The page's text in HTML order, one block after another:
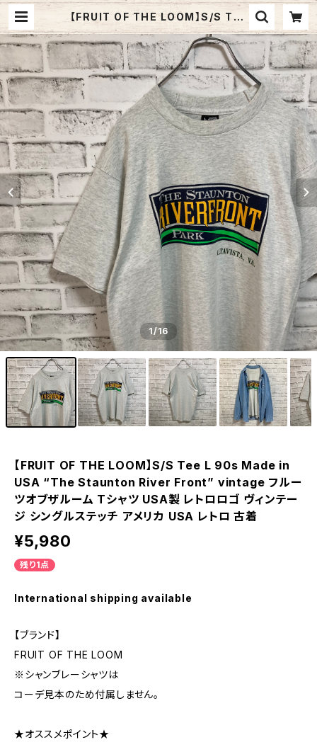
【FRUIT OF THE LOOM】S/S Tee
L 90s Made in USA “The Stau
nton River Front” vintage フル
ーツオブザルーム Tシャツ USA製 レ
トロロゴ ヴィンテージ シングルステ
ッチ アメリカ USA レトロ 古着 | Fu
zzy Fuzzy
1/16
【FRUIT OF THE LOOM】S/S Tee L 90s Made in
USA “The Staunton River Front” vintage フルー
ツオブザルーム Tシャツ USA製 レトロロゴ ヴィンテー
ジ シングルステッチ アメリカ USA レトロ 古着
¥5,980
残り1点
International shipping available
【ブランド】
FRUIT OF THE LOOM
※シャンブレーシャツは
コーデ見本のため付属しません。
★オススメポイント★